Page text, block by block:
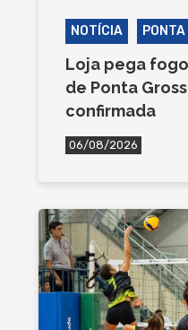
NOTÍCIA
Loja pega
de Ponta
confirmada
06/08/2026